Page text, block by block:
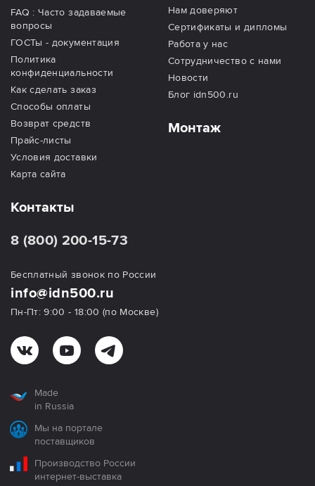
FAQ : Часто задаваемые
вопросы
ГОСТы - документация
Политика
конфиденциальности
Как сделать заказ
Способы оплаты
Возврат средств
Прайс-листы
Условия доставки
Карта сайта
Нам доверяют
Сертификаты и дипломы
Работа у нас
Сотрудничество с нами
Новости
Блог idn500.ru
Монтаж
Контакты
8 (800) 200-15-73
Бесплатный звонок по России
info@idn500.ru
Пн-Пт: 9:00 - 18:00 (по Москве)
Made
in Russia
Мы на портале
поставщиков
Производство России
интернет-выставка